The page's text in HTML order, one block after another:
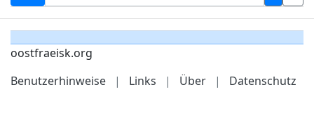
oostfraeisk.org
Benutzerhinweise
| Links | Über | Datenschutz